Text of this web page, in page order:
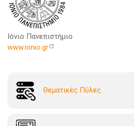
Ιόνιο Πανεπιστήμιο
www.ionio.gr
Θεματικές Πύλες